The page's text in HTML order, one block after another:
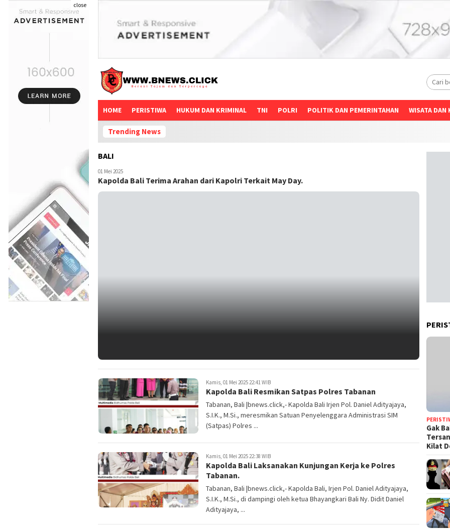
close
HOME PERISTIWA HUKUM DAN KRIMINAL TNI POLRI POLITIK DAN PEMERINTAHAN WISATA DAN
Trending News
BALI
01 Mei 2025
Kapolda Bali Terima Arahan dari Kapolri Terkait May Day.
Kamis, 01 Mei 2025 22:41 WIB
Kapolda Bali Resmikan Satpas Polres Tabanan
Tabanan, Bali |bnews.click,- Kapolda Bali Irjen Pol. Daniel Adityajaya,
S.I.K., M.Si., meresmikan Satuan Penyelenggara Administrasi SIM
(Satpas) Polres ...
Kamis, 01 Mei 2025 22:38 WIB
Kapolda Bali Laksanakan Kunjungan Kerja ke Polres
Tabanan.
Tabanan, Bali |bnews.click,- Kapolda Bali, Irjen Pol. Daniel Adityajaya,
S.I.K., M.Si., di dampingi oleh ketua Bhayangkari Bali Ny. Didit Daniel
Adityajaya, ...
Gak
Kilat